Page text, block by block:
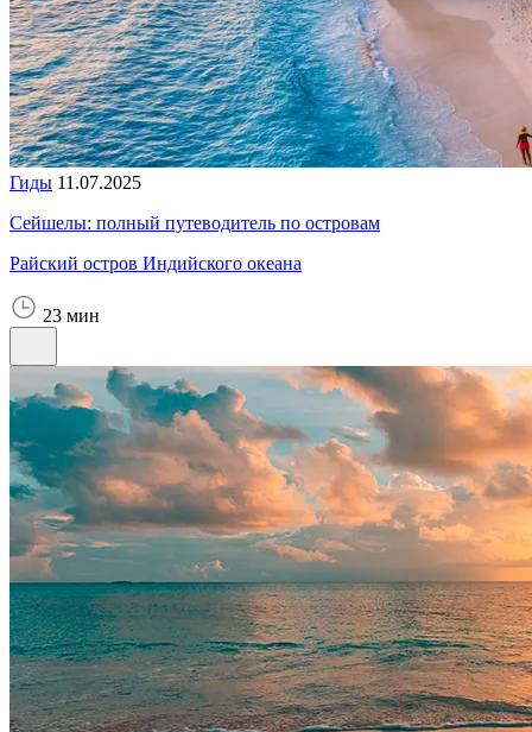
Гиды 11.07.2025
Сейшелы: полный путеводитель по островам
Райский остров Индийского океана
23 мин